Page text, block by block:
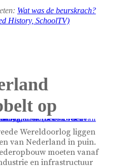
Wat was de beurskrach?
History, SchoolTV)
op
Wereldoorlog liggen
van Nederland in puin.
moeten vanaf
en infrastructuur